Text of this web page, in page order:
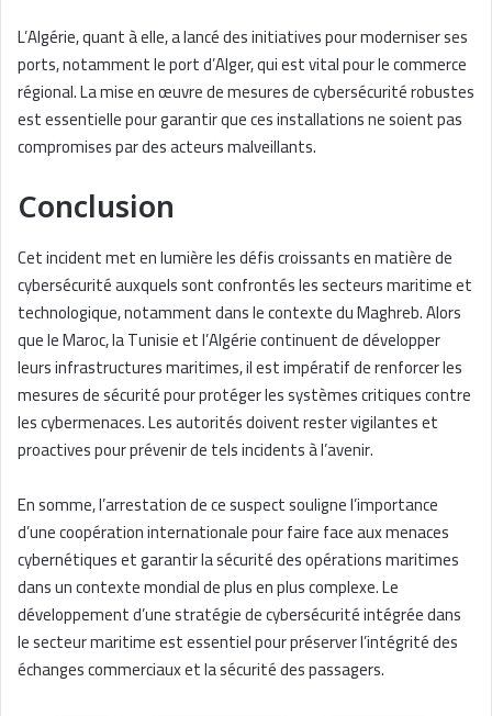
L’Algérie, quant à elle, a lancé des initiatives pour moderniser ses
ports, notamment le port d’Alger, qui est vital pour le commerce
régional. La mise en œuvre de mesures de cybersécurité robustes
est essentielle pour garantir que ces installations ne soient pas
compromises par des acteurs malveillants.
Conclusion
Cet incident met en lumière les défis croissants en matière de
cybersécurité auxquels sont confrontés les secteurs maritime et
technologique, notamment dans le contexte du Maghreb. Alors
que le Maroc, la Tunisie et l’Algérie continuent de développer
leurs infrastructures maritimes, il est impératif de renforcer les
mesures de sécurité pour protéger les systèmes critiques contre
les cybermenaces. Les autorités doivent rester vigilantes et
proactives pour prévenir de tels incidents à l’avenir.
En somme, l’arrestation de ce suspect souligne l’importance
d’une coopération internationale pour faire face aux menaces
cybernétiques et garantir la sécurité des opérations maritimes
dans un contexte mondial de plus en plus complexe. Le
développement d’une stratégie de cybersécurité intégrée dans
le secteur maritime est essentiel pour préserver l’intégrité des
échanges commerciaux et la sécurité des passagers.